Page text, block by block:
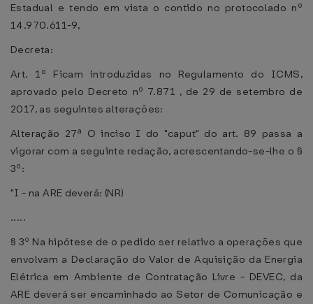
Estadual e tendo em vista o contido no protocolado nº
14.970.611-9,
Decreta:
Art. 1º Ficam introduzidas no Regulamento do ICMS,
aprovado pelo Decreto nº 7.871 , de 29 de setembro de
2017, as seguintes alterações:
Alteração 27ª O inciso I do "caput" do art. 89 passa a
vigorar com a seguinte redação, acrescentando-se-lhe o §
3º:
"I - na ARE deverá: (NR)
.....
§ 3º Na hipótese de o pedido ser relativo a operações que
envolvam a Declaração do Valor de Aquisição da Energia
Elétrica em Ambiente de Contratação Livre - DEVEC, da
ARE deverá ser encaminhado ao Setor de Comunicação e